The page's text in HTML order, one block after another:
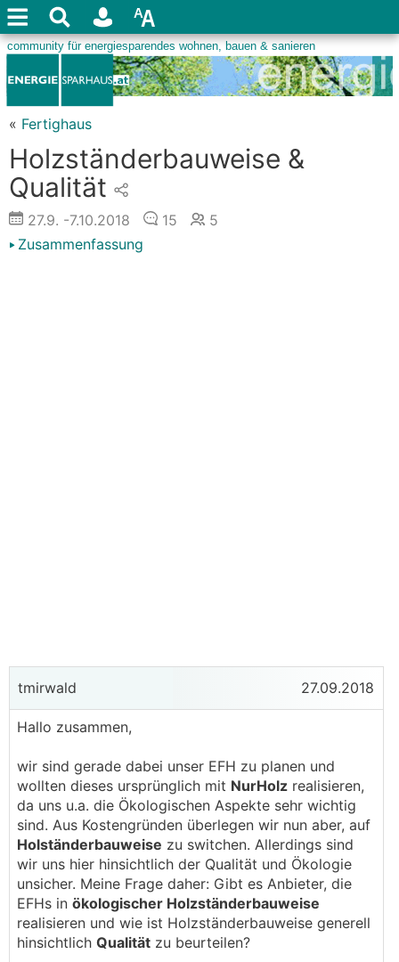
« Fertighaus
Holzständerbauweise &
Qualität
27.9. -7.10.2018 15
5
Zusammenfassung
tmirwald 27.09.2018
Hallo zusammen,
wir sind gerade dabei unser EFH zu planen und
wollten dieses ursprünglich mit NurHolz realisieren,
da uns u.a. die Ökologischen Aspekte sehr wichtig
sind. Aus Kostengründen überlegen wir nun aber, auf
Holständerbauweise zu switchen. Allerdings sind
wir uns hier hinsichtlich der Qualität und Ökologie
unsicher. Meine Frage daher: Gibt es Anbieter, die
EFHs in ökologischer Holzständerbauweise
realisieren und wie ist Holzständerbauweise generell
hinsichtlich Qualität zu beurteilen?